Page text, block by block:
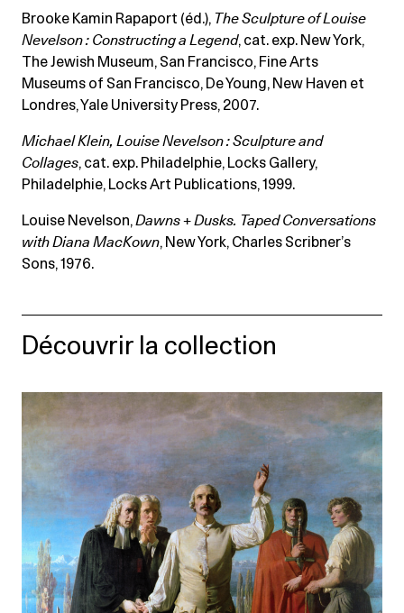
Brooke Kamin Rapaport (éd.), The Sculpture of Louise
Nevelson : Constructing a Legend, cat. exp. New York,
The Jewish Museum, San Francisco, Fine Arts
Museums of San Francisco, De Young, New Haven et
Londres, Yale University Press, 2007.
Michael Klein, Louise Nevelson : Sculpture and
Collages, cat. exp. Philadelphie, Locks Gallery,
Philadelphie, Locks Art Publications, 1999.
Louise Nevelson,Dawns + Dusks. Taped Conversations
withDiana MacKown, New York, Charles Scribner’s
Sons, 1976.
Découvrir la collection